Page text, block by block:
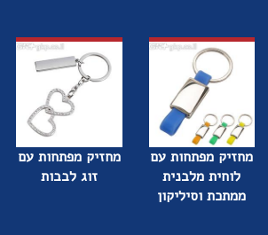
מחזיק מפתחות עם
לוחית מלבנית
ממתכת וסיליקון
מחזיק מפתחות עם
זוג לבבות